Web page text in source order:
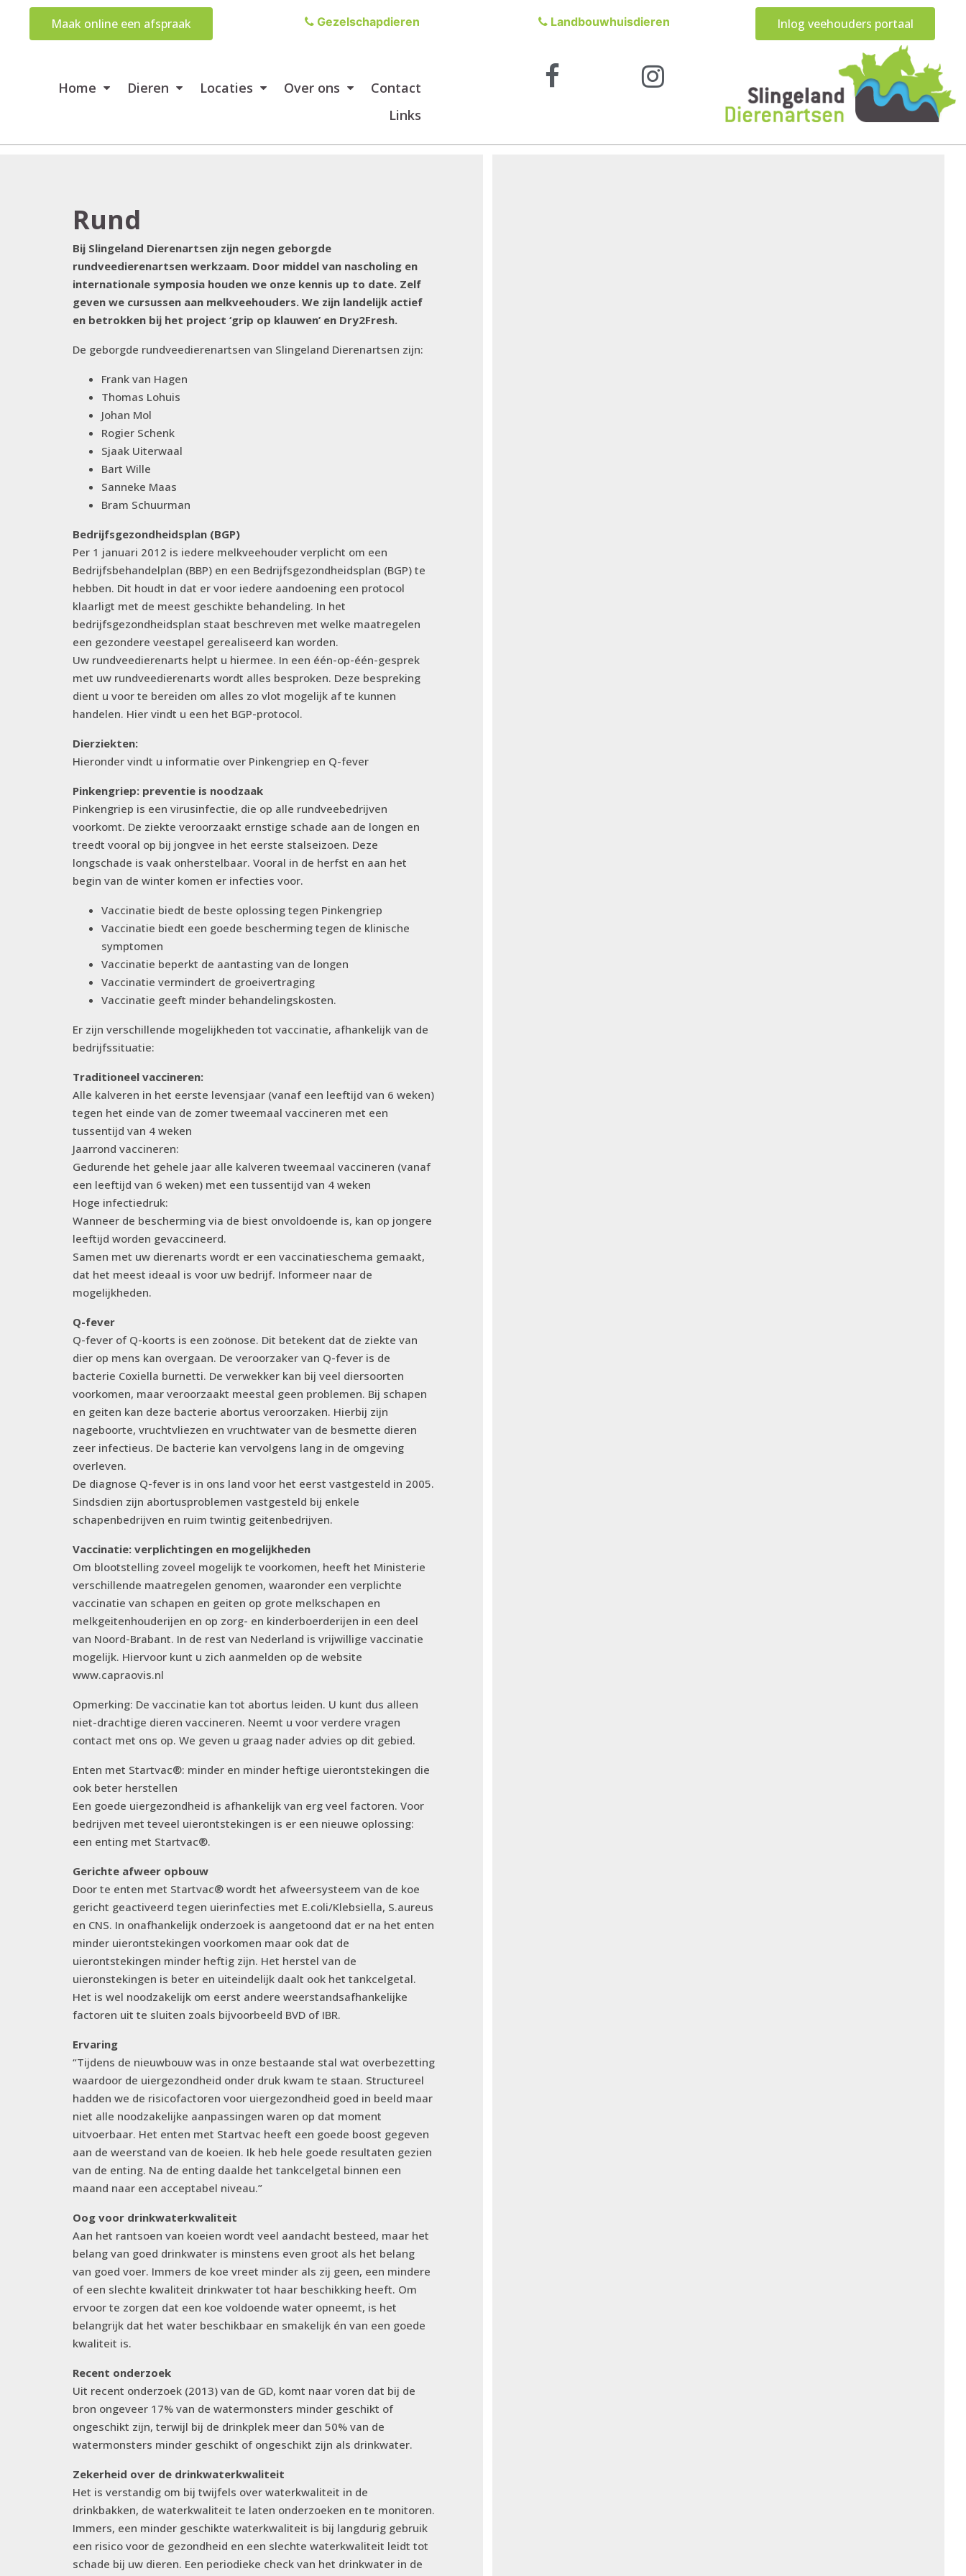
Maak online een afspraak Gezelschapdieren Landbouwhuisdieren Inlog veehouders portaal
Home Dieren Locaties Over ons
Contact
Links
Rund
Bij Slingeland Dierenartsen zijn negen geborgde
rundveedierenartsen werkzaam. Door middel van nascholing en
internationale symposia houden we onze kennis up to date. Zelf
geven we cursussen aan melkveehouders. We zijn landelijk actief
en betrokken bij het project ‘grip op klauwen’ en Dry2Fresh.
De geborgde rundveedierenartsen van Slingeland Dierenartsen zijn:
Frank van Hagen
Thomas Lohuis
Johan Mol
Rogier Schenk
Sjaak Uiterwaal
Bart Wille
Sanneke Maas
Bram Schuurman
Bedrijfsgezondheidsplan (BGP)
Per 1 januari 2012 is iedere melkveehouder verplicht om een
Bedrijfsbehandelplan (BBP) en een Bedrijfsgezondheidsplan (BGP) te
hebben. Dit houdt in dat er voor iedere aandoening een protocol
klaarligt met de meest geschikte behandeling. In het
bedrijfsgezondheidsplan staat beschreven met welke maatregelen
een gezondere veestapel gerealiseerd kan worden.
Uw rundveedierenarts helpt u hiermee. In een één-op-één-gesprek
met uw rundveedierenarts wordt alles besproken. Deze bespreking
dient u voor te bereiden om alles zo vlot mogelijk af te kunnen
handelen. Hier vindt u een het BGP-protocol.
Dierziekten:
Hieronder vindt u informatie over Pinkengriep en Q-fever
Pinkengriep: preventie is noodzaak
Pinkengriep is een virusinfectie, die op alle rundveebedrijven
voorkomt. De ziekte veroorzaakt ernstige schade aan de longen en
treedt vooral op bij jongvee in het eerste stalseizoen. Deze
longschade is vaak onherstelbaar. Vooral in de herfst en aan het
begin van de winter komen er infecties voor.
Vaccinatie biedt de beste oplossing tegen Pinkengriep
Vaccinatie biedt een goede bescherming tegen de klinische
symptomen
Vaccinatie beperkt de aantasting van de longen
Vaccinatie vermindert de groeivertraging
Vaccinatie geeft minder behandelingskosten.
Er zijn verschillende mogelijkheden tot vaccinatie, afhankelijk van de
bedrijfssituatie:
Traditioneel vaccineren:
Alle kalveren in het eerste levensjaar (vanaf een leeftijd van 6 weken)
tegen het einde van de zomer tweemaal vaccineren met een
tussentijd van 4 weken
Jaarrond vaccineren:
Gedurende het gehele jaar alle kalveren tweemaal vaccineren (vanaf
een leeftijd van 6 weken) met een tussentijd van 4 weken
Hoge infectiedruk:
Wanneer de bescherming via de biest onvoldoende is, kan op jongere
leeftijd worden gevaccineerd.
Samen met uw dierenarts wordt er een vaccinatieschema gemaakt,
dat het meest ideaal is voor uw bedrijf. Informeer naar de
mogelijkheden.
Q-fever
Q-fever of Q-koorts is een zoönose. Dit betekent dat de ziekte van
dier op mens kan overgaan. De veroorzaker van Q-fever is de
bacterie Coxiella burnetti. De verwekker kan bij veel diersoorten
voorkomen, maar veroorzaakt meestal geen problemen. Bij schapen
en geiten kan deze bacterie abortus veroorzaken. Hierbij zijn
nageboorte, vruchtvliezen en vruchtwater van de besmette dieren
zeer infectieus. De bacterie kan vervolgens lang in de omgeving
overleven.
De diagnose Q-fever is in ons land voor het eerst vastgesteld in 2005.
Sindsdien zijn abortusproblemen vastgesteld bij enkele
schapenbedrijven en ruim twintig geitenbedrijven.
Vaccinatie: verplichtingen en mogelijkheden
Om blootstelling zoveel mogelijk te voorkomen, heeft het Ministerie
verschillende maatregelen genomen, waaronder een verplichte
vaccinatie van schapen en geiten op grote melkschapen en
melkgeitenhouderijen en op zorg- en kinderboerderijen in een deel
van Noord-Brabant. In de rest van Nederland is vrijwillige vaccinatie
mogelijk. Hiervoor kunt u zich aanmelden op de website
www.capraovis.nl
Opmerking: De vaccinatie kan tot abortus leiden. U kunt dus alleen
niet-drachtige dieren vaccineren. Neemt u voor verdere vragen
contact met ons op. We geven u graag nader advies op dit gebied.
Enten met Startvac®: minder en minder heftige uierontstekingen die
ook beter herstellen
Een goede uiergezondheid is afhankelijk van erg veel factoren. Voor
bedrijven met teveel uierontstekingen is er een nieuwe oplossing:
een enting met Startvac®.
Gerichte afweer opbouw
Door te enten met Startvac® wordt het afweersysteem van de koe
gericht geactiveerd tegen uierinfecties met E.coli/Klebsiella, S.aureus
en CNS. In onafhankelijk onderzoek is aangetoond dat er na het enten
minder uierontstekingen voorkomen maar ook dat de
uierontstekingen minder heftig zijn. Het herstel van de
uieronstekingen is beter en uiteindelijk daalt ook het tankcelgetal.
Het is wel noodzakelijk om eerst andere weerstandsafhankelijke
factoren uit te sluiten zoals bijvoorbeeld BVD of IBR.
Ervaring
“Tijdens de nieuwbouw was in onze bestaande stal wat overbezetting
waardoor de uiergezondheid onder druk kwam te staan. Structureel
hadden we de risicofactoren voor uiergezondheid goed in beeld maar
niet alle noodzakelijke aanpassingen waren op dat moment
uitvoerbaar. Het enten met Startvac heeft een goede boost gegeven
aan de weerstand van de koeien. Ik heb hele goede resultaten gezien
van de enting. Na de enting daalde het tankcelgetal binnen een
maand naar een acceptabel niveau.”
Oog voor drinkwaterkwaliteit
Aan het rantsoen van koeien wordt veel aandacht besteed, maar het
belang van goed drinkwater is minstens even groot als het belang
van goed voer. Immers de koe vreet minder als zij geen, een mindere
of een slechte kwaliteit drinkwater tot haar beschikking heeft. Om
ervoor te zorgen dat een koe voldoende water opneemt, is het
belangrijk dat het water beschikbaar en smakelijk én van een goede
kwaliteit is.
Recent onderzoek
Uit recent onderzoek (2013) van de GD, komt naar voren dat bij de
bron ongeveer 17% van de watermonsters minder geschikt of
ongeschikt zijn, terwijl bij de drinkplek meer dan 50% van de
watermonsters minder geschikt of ongeschikt zijn als drinkwater.
Zekerheid over de drinkwaterkwaliteit
Het is verstandig om bij twijfels over waterkwaliteit in de
drinkbakken, de waterkwaliteit te laten onderzoeken en te monitoren.
Immers, een minder geschikte waterkwaliteit is bij langdurig gebruik
een risico voor de gezondheid en een slechte waterkwaliteit leidt tot
schade bij uw dieren. Een periodieke check van het drinkwater in de